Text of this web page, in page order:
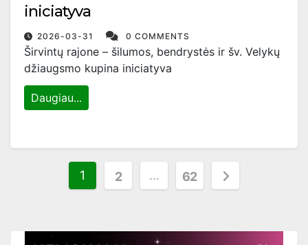
iniciatyva
2026-03-31 0 COMMENTS
Širvintų rajone – šilumos, bendrystės ir šv. Velykų
džiaugsmo kupina iniciatyva
Daugiau...
Įrašų
1 2 … 62